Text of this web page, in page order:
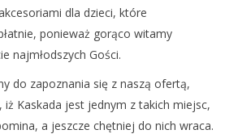
dla dzieci, które
ponieważ gorąco witamy
najmłodszych Gości.
do zapoznania się z naszą ofertą,
iż Kaskada jest jednym z takich miejsc,
a jeszcze chętniej do nich wraca.